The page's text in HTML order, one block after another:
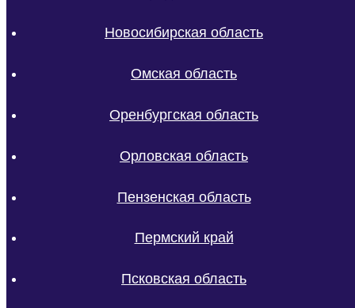
Новосибирская область
Омская область
Оренбургская область
Орловская область
Пензенская область
Пермский край
Псковская область